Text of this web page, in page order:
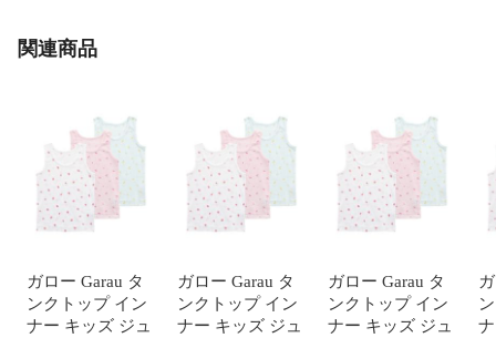
関連商品
ガロー Garau タ
ンクトップ イン
ナー キッズ ジュ
ガロー Garau タ
ンクトップ イン
ナー キッズ ジュ
ガロー Garau タ
ンクトップ イン
ナー キッズ ジュ